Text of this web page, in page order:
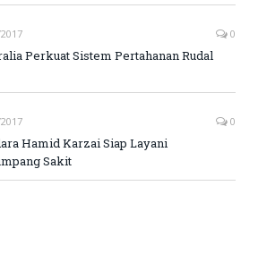
0
Perkuat Sistem Pertahanan Rudal
0
Hamid Karzai Siap Layani
Sakit